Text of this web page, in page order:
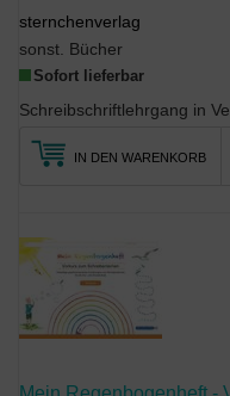
sternchenverlag
sonst. Bücher
Sofort lieferbar
IN DEN WARENKORB